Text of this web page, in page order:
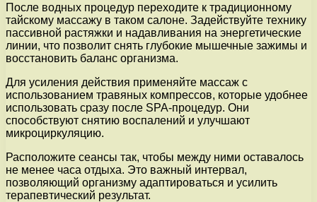
После водных процедур переходите к традиционному
тайскому массажу в таком салоне. Задействуйте технику
пассивной растяжки и надавливания на энергетические
линии, что позволит снять глубокие мышечные зажимы и
восстановить баланс организма.
Для усиления действия применяйте массаж с
использованием травяных компрессов, которые удобнее
использовать сразу после SPA-процедур. Они
способствуют снятию воспалений и улучшают
микроциркуляцию.
Расположите сеансы так, чтобы между ними оставалось
не менее часа отдыха. Это важный интервал,
позволяющий организму адаптироваться и усилить
терапевтический результат.